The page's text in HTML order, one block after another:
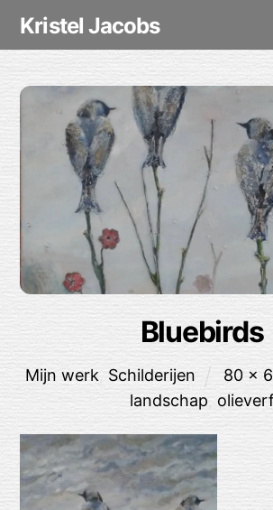
Skip
content
Kristel Jacobs
Bluebirds
Mijn werk, Schilderijen 80 x
landschap,